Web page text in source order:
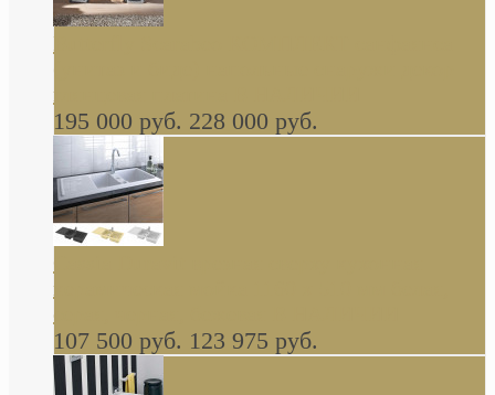
Butterfly Scarabeo КОМПЛЕКТ санфаянса
глянцевая платина В НАЛИЧИИ
195 000 руб. 228 000 руб.
керамическая мойка 1160 x 510 мм белая,
серая, черная, бежевая В НАЛИЧИИ
107 500 руб. 123 975 руб.